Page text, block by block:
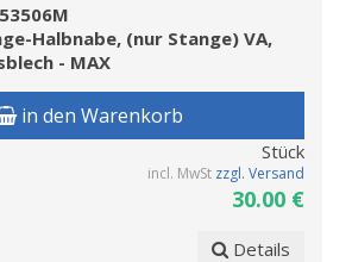
Halbnabe, (nur Stange) VA,
- MAX
in den Warenkorb
Stück
incl. MwSt zzgl. Versand
30.00 €
Details